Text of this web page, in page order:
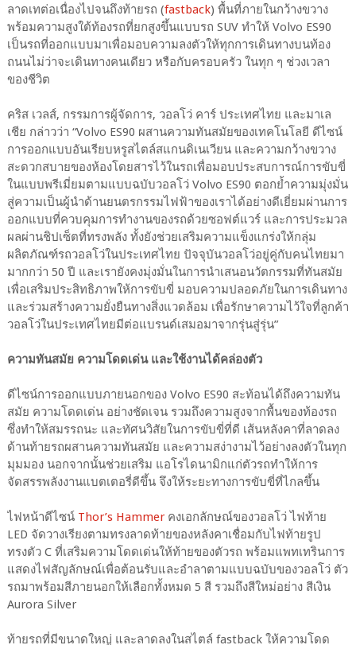
ลาดเทต่อเนื่องไปจนถึงท้ายรถ (fastback) พื้นที่ภายในกว้างขวาง
พร้อมความสูงใต้ท้องรถที่ยกสูงขึ้นแบบรถ SUV ทำให้ Volvo ES90
เป็นรถที่ออกแบบมาเพื่อมอบความลงตัวให้ทุกการเดินทางบนท้อง
ถนนไม่ว่าจะเดินทางคนเดียว หรือกับครอบครัว ในทุก ๆ ช่วงเวลา
ของชีวิต
คริส เวลส์, กรรมการผู้จัดการ, วอลโว่ คาร์ ประเทศไทย และมาเล
เชีย กล่าวว่า “Volvo ES90 ผสานความทันสมัยของเทคโนโลยี ดีไซน์
การออกแบบอันเรียบหรูสไตล์สแกนดิเนเวียน และความกว้างขวาง
สะดวกสบายของห้องโดยสารไว้ในรถเพื่อมอบประสบการณ์การขับขี่
ในแบบพรีเมี่ยมตามแบบฉบับวอลโว่ Volvo ES90 ตอกย้ำความมุ่งมั่น
สู่ความเป็นผู้นำด้านยนตรกรรมไฟฟ้าของเราได้อย่างดีเยี่ยมผ่านการ
ออกแบบที่ควบคุมการทำงานของรถด้วยซอฟต์แวร์ และการประมวล
ผลผ่านชิปเซ็ตที่ทรงพลัง ทั้งยังช่วยเสริมความแข็งแกร่งให้กลุ่ม
ผลิตภัณฑ์รถวอลโว่ในประเทศไทย ปัจจุบันวอลโว่อยู่คู่กับคนไทยมา
มากกว่า 50 ปี และเรายังคงมุ่งมั่นในการนำเสนอนวัตกรรมที่ทันสมัย
เพื่อเสริมประสิทธิภาพให้การขับขี่ มอบความปลอดภัยในการเดินทาง
และร่วมสร้างความยั่งยืนทางสิ่งแวดล้อม เพื่อรักษาความไว้ใจที่ลูกค้า
วอลโว่ในประเทศไทยมีต่อแบรนด์เสมอมาจากรุ่นสู่รุ่น”
ความทันสมัย ความโดดเด่น และใช้งานได้คล่องตัว
ดีไซน์การออกแบบภายนอกของ Volvo ES90 สะท้อนได้ถึงความทัน
สมัย ความโดดเด่น อย่างชัดเจน รวมถึงความสูงจากพื้นของท้องรถ
ซึ่งทำให้สมรรถนะ และทัศนวิสัยในการขับขี่ที่ดี เส้นหลังคาที่ลาดลง
ด้านท้ายรถผสานความทันสมัย และความสง่างามไว้อย่างลงตัวในทุก
มุมมอง นอกจากนั้นช่วยเสริม แอโรไดนามิกแก่ตัวรถทำให้การ
จัดสรรพลังงานแบตเตอรี่ดีขึ้น จึงให้ระยะทางการขับขี่ที่ไกลขึ้น
ไฟหน้าดีไซน์ Thor’s Hammerคงเอกลักษณ์ของวอลโว่ ไฟท้าย
LED จัดวางเรียงตามทรงลาดท้ายของหลังคาเชื่อมกับไฟท้ายรูป
ทรงตัว C ที่เสริมความโดดเด่นให้ท้ายของตัวรถ พร้อมแพทเทรินการ
แสดงไฟสัญลักษณ์เพื่อต้อนรับและอำลาตามแบบฉบับของวอลโว่ ตัว
รถมาพร้อมสีภายนอกให้เลือกทั้งหมด 5 สี รวมถึงสีใหม่อย่าง สีเงิน
Aurora Silver
ท้ายรถที่มีขนาดใหญ่ และลาดลงในสไตล์ fastback ให้ความโดด